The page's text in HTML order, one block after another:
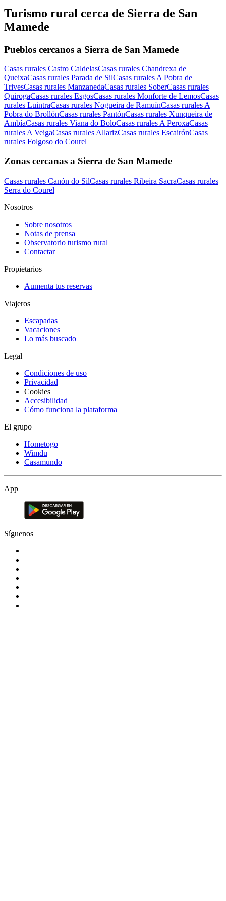
Turismo rural cerca de Sierra de San
Mamede
Pueblos cercanos a Sierra de San Mamede
Casas rurales Castro CaldelasCasas rurales Chandrexa de
QueixaCasas rurales Parada de SilCasas rurales A Pobra de
TrivesCasas rurales ManzanedaCasas rurales SoberCasas rurales
QuirogaCasas rurales EsgosCasas rurales Monforte de LemosCasas
rurales LuintraCasas rurales Nogueira de RamuínCasas rurales A
Pobra do BrollónCasas rurales PantónCasas rurales Xunqueira de
AmbíaCasas rurales Viana do BoloCasas rurales A PeroxaCasas
rurales A VeigaCasas rurales AllarizCasas rurales EscairónCasas
rurales Folgoso do Courel
Zonas cercanas a Sierra de San Mamede
Casas rurales Canón do SilCasas rurales Ribeira SacraCasas rurales
Serra do Courel
Nosotros
Sobre nosotros
Notas de prensa
Observatorio turismo rural
Contactar
Propietarios
Aumenta tus reservas
Viajeros
Escapadas
Vacaciones
Lo más buscado
Legal
Condiciones de uso
Privacidad
Cookies
Accesibilidad
Cómo funciona la plataforma
El grupo
Hometogo
Wimdu
Casamundo
App
Síguenos